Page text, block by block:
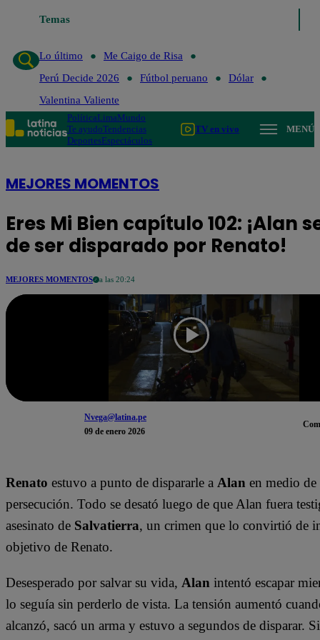
Temas
Lo último
Me Caigo de Risa
Perú Decide 2026
Fútbol peruano
Dólar
Valentina Valiente
PolíticaLimaMundo
Te ayudoTendencias
DeportesEspectáculos
TV en vivo MENÚ
MEJORES MOMENTOS
Eres Mi Bien capítulo 102: ¡Alan
de ser disparado por Renato!
MEJORES MOMENTOS a las 20:24
Nvega@latina.pe
09 de enero 2026
Renato estuvo a punto de dispararle a Alan en medio de
persecución. Todo se desató luego de que Alan fuera
asesinato de Salvatierra, un crimen que lo convirtió de
objetivo de Renato.
Desesperado por salvar su vida, Alan intentó escapar
lo seguía sin perderlo de vista. La tensión aumentó
alcanzó, sacó un arma y estuvo a segundos de disparar.